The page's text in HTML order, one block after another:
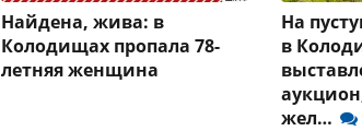
Найдена, жива: в
Колодищах пропала 78-
летняя женщина
На
в
жел…